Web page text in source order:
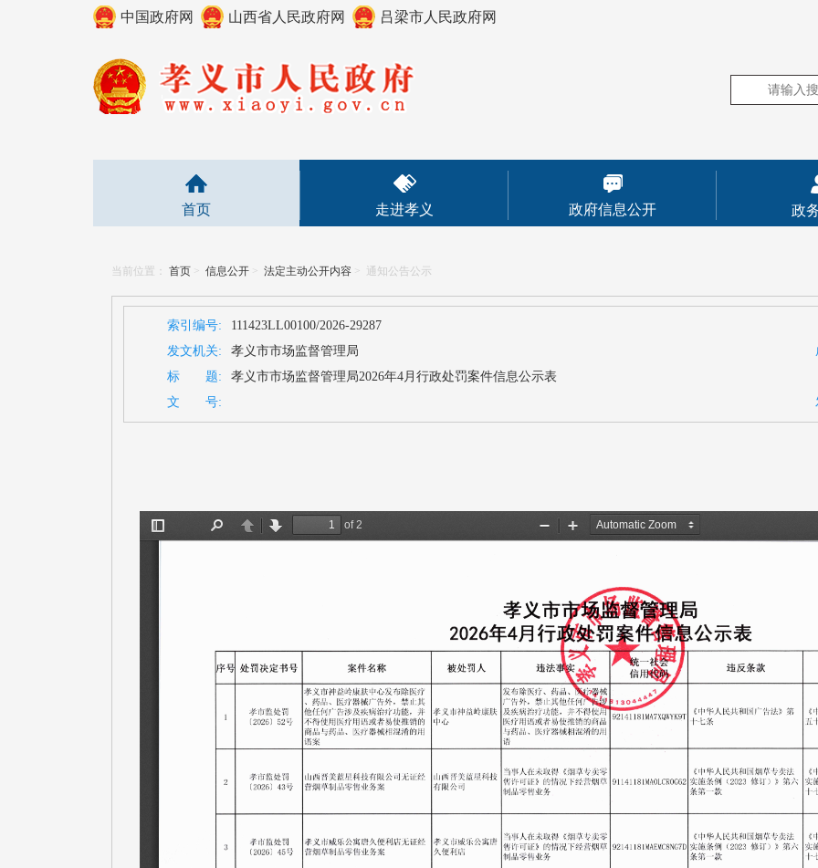
中国政府网 山西省人民政府网 吕梁市人民政府网
首页 走进孝义 政府信息公开 政
当前位置： 首页 > 信息公开 > 法定主动公开内容 > 通知公告公示
索引编号:
111423LL00100/2026-29287
发文机关:
孝义市市场监督管理局
标 题:
孝义市市场监督管理局2026年4月行政处罚案件信息公示表
文 号: